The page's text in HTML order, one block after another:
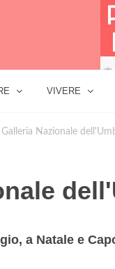
VIVERE
Galleria Nazionale
a Natale e